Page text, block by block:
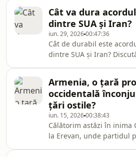
geopolitică a acestei
să aflăm din discuția cu
domnii Cătălin
politolog, istoric și
Ioniță, jurnalist și analist
și general (r) Dan Grecu,
militar.
Cât va dura
dintre SUA și Iran?
iun. 29, 202600:47:36
Cât de durabil este
dintre SUA și Iran?
securitate.
Armenia, o țară
occidentală
țări ostile?
iun. 15, 202600:38:43
Călătorim astăzi în inima
la Erevan, unde partidul